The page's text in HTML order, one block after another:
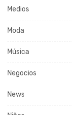
Medios
Moda
Música
Negocios
News